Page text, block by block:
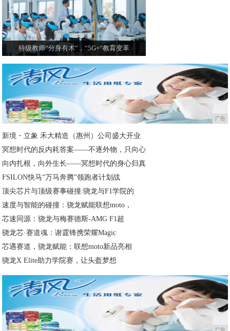
特级教师“分身有术”，“5G+”教育变革
广告
新境・立象 禾大精造（惠州）公司盛大开业
冥想时代的反内耗答案——不逐外物，只向心
向内扎根，向外生长——冥想时代的身心归真
FSILON快马“万马奔腾”领跑者计划战
顶尖芯片与顶级赛事碰撞:骁龙与F1学院的
速度与智能的碰撞：骁龙赋能联想moto，
芯速同源：骁龙与梅赛德斯-AMG F1超
骁龙芯·赛道魂：谢霆锋携荣耀Magic
芯遇赛道，骁龙赋能：联想moto新品亮相
骁龙X Elite助力学院赛，让头盔梦想
广告